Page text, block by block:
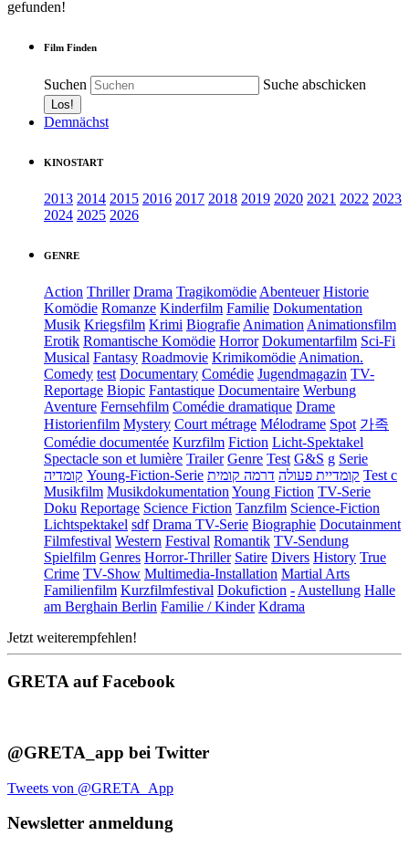
gefunden!
Film Finden
Suchen Suche abschicken
Demnächst
KINOSTART
2013 2014 2015 2016 2017 2018 2019 2020 2021 2022 2023
2024 2025 2026
GENRE
Action Thriller Drama Tragikomödie Abenteuer Historie
Komödie Romanze Kinderfilm Familie Dokumentation
Musik Kriegsfilm Krimi Biografie Animation Animationsfilm
Erotik Romantische Komödie Horror Dokumentarfilm Sci-Fi
Musical Fantasy Roadmovie Krimikomödie Animation.
Comedy test Documentary Comédie Jugendmagazin TV-
Reportage Biopic Fantastique Documentaire Werbung
Aventure Fernsehfilm Comédie dramatique Drame
Historienfilm Mystery Court métrage Mélodrame Spot 가족
Comédie documentée Kurzfilm Fiction Licht-Spektakel
Spectacle son et lumière Trailer Genre Test G&S g Serie
קומדיה Young-Fiction-Serie קומדיית פעולה דרמה קומית
Test c
Musikfilm Musikdokumentation Young Fiction TV-Serie
Doku Reportage Science Fiction Tanzfilm Science-Fiction
Lichtspektakel sdf Drama TV-Serie Biographie Docutainment
Filmfestival Western Festival Romantik TV-Sendung
Spielfilm Genres Horror-Thriller Satire Divers History True
Crime TV-Show Multimedia-Installation Martial Arts
Familienfilm Kurzfilmfestival Dokufiction - Austellung Halle
am Berghain Berlin Familie / Kinder Kdrama
Jetzt weiterempfehlen!
GRETA auf Facebook
@GRETA_app bei Twitter
Tweets von @GRETA_App
Newsletter anmeldung